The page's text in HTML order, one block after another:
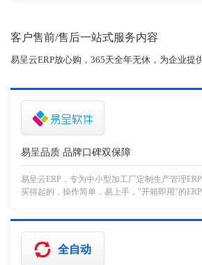
客户售前/售后一站式服务内容
易呈云ERP放心购，365天全年无休，为企业提
易呈品质 品牌口碑双保障
易呈云ERP，专为中小型加工厂定制生产管理
买得起的，操作简单，易上手，"开箱即用"的ERP
全自动